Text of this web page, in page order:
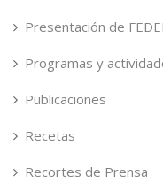
Presentación de
Programas y
Publicaciones
Recetas
Recortes de Prensa